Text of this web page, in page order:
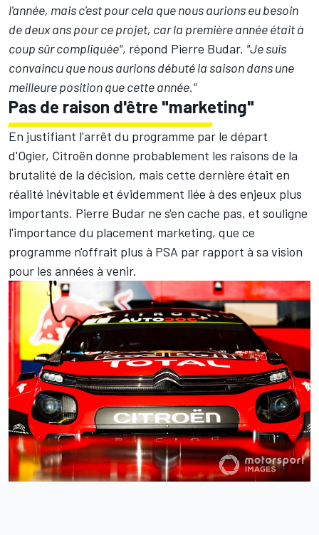
l'année, mais c'est pour cela que nous aurions eu besoin
de deux ans pour ce projet, car la première année était à
coup sûr compliquée", répond Pierre Budar. "Je suis
convaincu que nous aurions débuté la saison dans une
meilleure position que cette année."
Pas de raison d'être "marketing"
En justifiant l'arrêt du programme par le départ
d'Ogier, Citroën donne probablement les raisons de la
brutalité de la décision, mais cette dernière était en
réalité inévitable et évidemment liée à des enjeux plus
importants. Pierre Budar ne s'en cache pas, et souligne
l'importance du placement marketing, que ce
programme n'offrait plus à PSA par rapport à sa vision
pour les années à venir.